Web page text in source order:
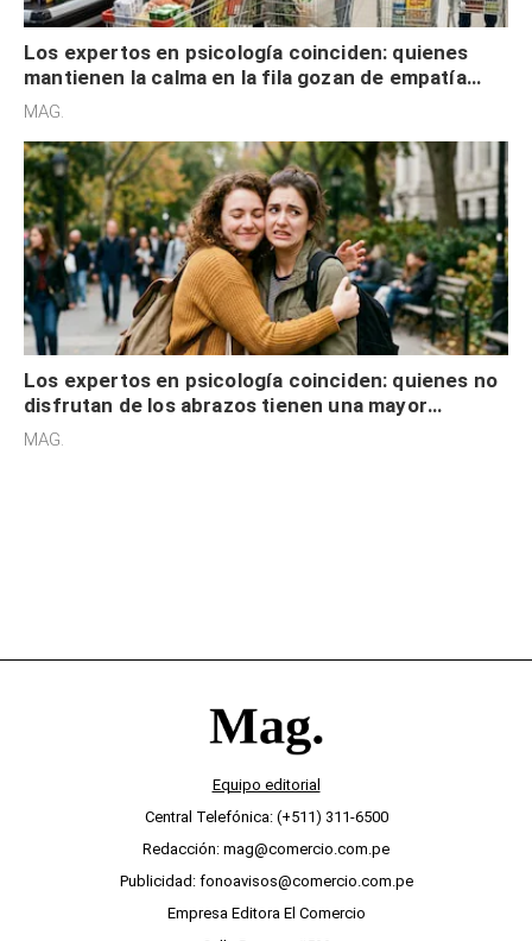
Los expertos en psicología coinciden: quienes
mantienen la calma en la fila gozan de empatía
cognitiva, gratitud y no solo tienen autocontrol
MAG.
Los expertos en psicología coinciden: quienes no
disfrutan de los abrazos tienen una mayor
sensibilidad a los estímulos físicos y no es por
MAG.
Equipo editorial
Central Telefónica: (+511) 311-6500
Redacción: mag@comercio.com.pe
Publicidad: fonoavisos@comercio.com.pe
Empresa Editora El Comercio